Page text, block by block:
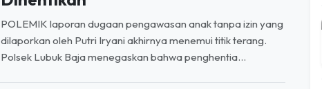
dilaporkan oleh Putri Iryani akhirnya menemui titik terang.
Polsek Lubuk Baja menegaskan bahwa penghentia...